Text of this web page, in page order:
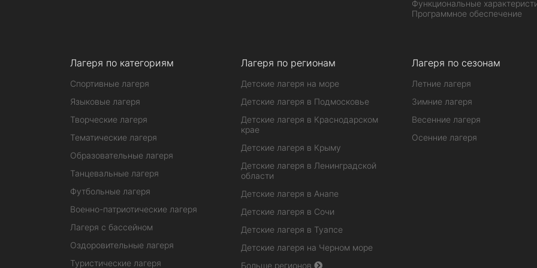
Функциональные
Программное обеспечение
Лагеря по категориям
Спортивные лагеря
Языковые лагеря
Творческие лагеря
Тематические лагеря
Образовательные лагеря
Танцевальные лагеря
Футбольные лагеря
Военно-патриотические лагеря
Лагеря с бассейном
Оздоровительные лагеря
Туристические лагеря
Лагеря по регионам
Детские лагеря на море
Детские лагеря в Подмосковье
Детские лагеря в Краснодарском
крае
Детские лагеря в Крыму
Детские лагеря в Ленинградской
области
Детские лагеря в Анапе
Детские лагеря в Сочи
Детские лагеря в Туапсе
Детские лагеря на Черном море
Больше регионов
Лагеря по сезонам
Летние лагеря
Зимние лагеря
Весенние лагеря
Осенние лагеря